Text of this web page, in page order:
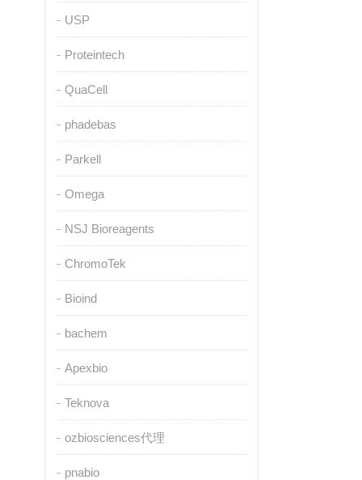
USP
Proteintech
QuaCell
phadebas
Parkell
Omega
NSJ Bioreagents
ChromoTek
Bioind
bachem
Apexbio
Teknova
ozbiosciences代理
pnabio